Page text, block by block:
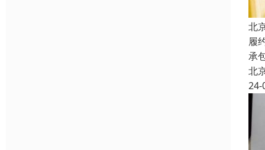
北
履
承
北
24-